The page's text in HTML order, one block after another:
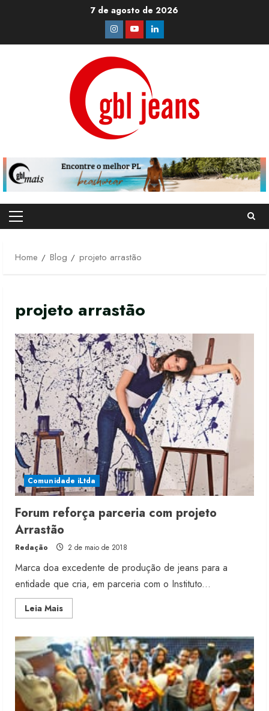
7 de agosto de 2026
Instagram
YoutubeLinkedin
Primary
Home
Blog projeto arrastão
projeto arrastão
Comunidade iLtda
Forum reforça parceria com projeto
Arrastão
Redação 2 de maio de 2018
Marca doa excedente de produção de jeans para a
entidade que cria, em parceria com o Instituto...
Leia MaisRead
more
reforça
parceria
com
projeto
Arrastão